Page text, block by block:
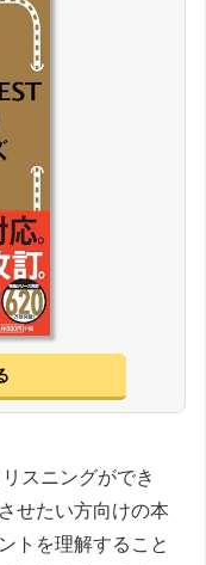
スニングができ
せたい方向けの本
トを理解すること